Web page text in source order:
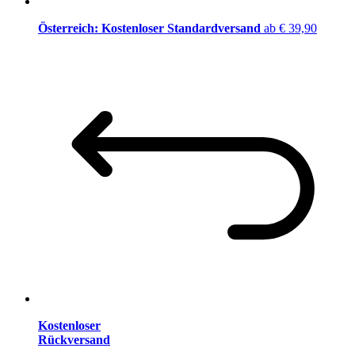
Österreich: Kostenloser Standardversand ab € 39,90
Kostenloser
Rückversand